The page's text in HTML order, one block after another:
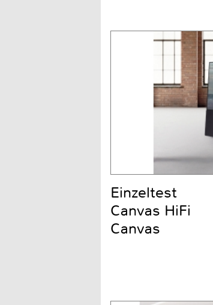
Einzeltest
Canvas HiFi
Canvas